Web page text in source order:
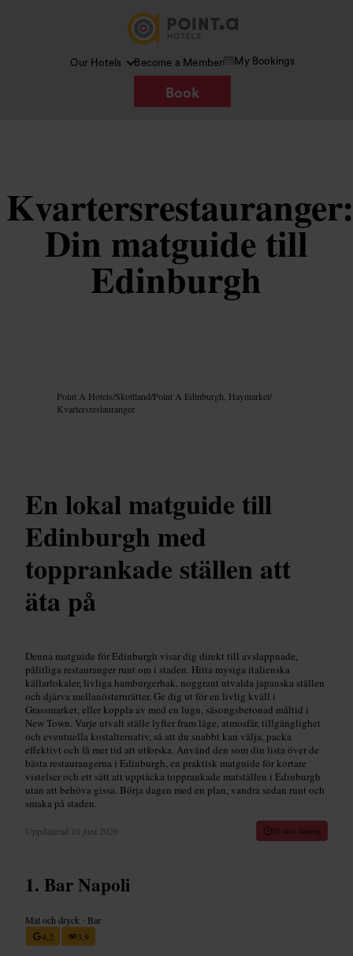
Our Hotels Become a Member My Bookings
Book
Kvartersrestauranger:
Din matguide till
Edinburgh
Point A Hotels/Skottland/Point A Edinburgh, Haymarket/
Kvartersrestauranger
En lokal matguide till
Edinburgh med
topprankade ställen att
äta på
Denna matguide för Edinburgh visar dig direkt till avslappnade,
pålitliga restauranger runt om i staden. Hitta mysiga italienska
källarlokaler, livliga hamburgerhak, noggrant utvalda japanska ställen
och djärva mellanösternrätter. Ge dig ut för en livlig kväll i
Grassmarket, eller koppla av med en lugn, säsongsbetonad måltid i
New Town. Varje utvalt ställe lyfter fram läge, atmosfär, tillgänglighet
och eventuella kostalternativ, så att du snabbt kan välja, packa
effektivt och få mer tid att utforska. Använd den som din lista över de
bästa restaurangerna i Edinburgh, en praktisk matguide för kortare
vistelser och ett sätt att upptäcka topprankade matställen i Edinburgh
utan att behöva gissa. Börja dagen med en plan, vandra sedan runt och
smaka på staden.
Uppdaterad 10 juni 2026 10 min läsning
Bar Napoli
Mat och dryck • Bar
4,2
3,9